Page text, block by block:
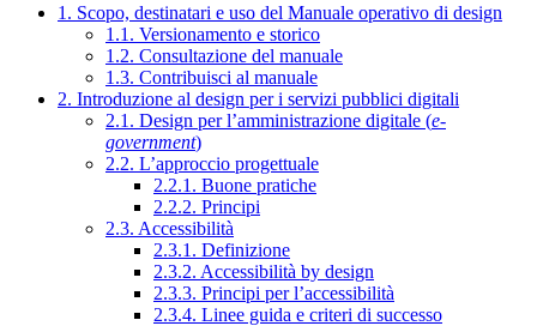
1. Scopo, destinatari e uso del Manuale operativo di design
1.1. Versionamento e storico
1.2. Consultazione del manuale
1.3. Contribuisci al manuale
2. Introduzione al design per i servizi pubblici digitali
2.1. Design per l’amministrazione digitale (e-
government)
2.2. L’approccio progettuale
2.2.1. Buone pratiche
2.2.2. Principi
2.3. Accessibilità
2.3.1. Definizione
2.3.2. Accessibilità by design
2.3.3. Principi per l’accessibilità
2.3.4. Linee guida e criteri di successo